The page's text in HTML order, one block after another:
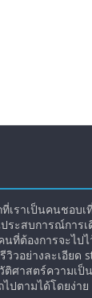
เราเป็นคนชอบ
ระสบการณ์การ
นที่ต้องการจะไป
วิวอย่างละเอียด
ติศาสตร์ความเ
ปตามได้โดยง่าย